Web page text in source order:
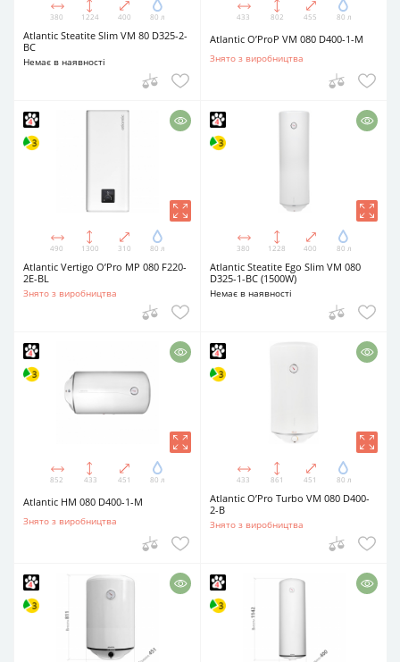
380 1224 400 80 л
Atlantic Steatite Slim VM 80 D325-2-
BC
Немає в наявності
433 802 455 80 л
Atlantic O’ProP VM 080 D400-1-M
Знято з виробництва
490 1300 310 80 л
Atlantic Vertigo O’Pro MP 080 F220-
2E-BL
Знято з виробництва
380 1228 400 80 л
Atlantic Steatite Ego Slim VM 080
D325-1-BC (1500W)
Немає в наявності
852 433 451 80 л
Atlantic HM 080 D400-1-M
Знято з виробництва
433 861 451 80 л
Atlantic O’Pro Turbo VM 080 D400-
2-B
Знято з виробництва